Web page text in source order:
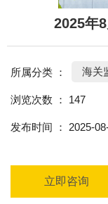
2025年
所属分类 ： 海关
浏览次数 ： 147
发布时间 ： 2025-
立即咨询